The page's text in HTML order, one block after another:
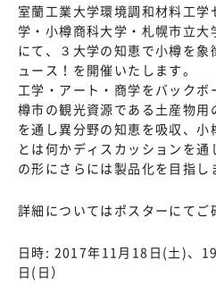
室蘭工業大学環境調和材料工
学・小樽商科大学・札幌市立
にて、３大学の知恵で小樽を
ュース！を開催いたします。
工学・アート・商学をバック
樽市の観光資源である土産物
を通し異分野の知恵を吸収、
とは何かディスカッションを
の形にさらには製品化を目指し
詳細についてはポスターにてご
日時: 2017年11月18日(土)、
日(日）